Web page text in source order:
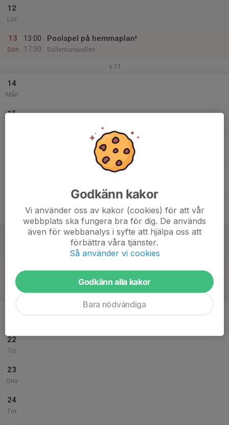
12
Lör
13
Sön
13:00
17:30
Poolspel på hemmaplan!
Sollentunavallen
v.11
14
Mån
15
Sön
v.12
22
Tis
23
Ons
24
Tor
Godkänn kakor
Vi använder oss av kakor (cookies) för att vår
webbplats ska fungera bra för dig. De används
även för webbanalys i syfte att hjälpa oss att
förbättra våra tjänster.
Så använder vi cookies
Godkänn alla kakor
Bara nödvändiga